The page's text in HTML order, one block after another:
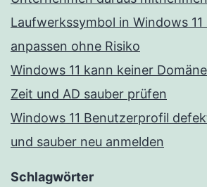
Laufwerkssymbol in Windows
anpassen ohne Risiko
Windows 11 kann keiner
Zeit und AD sauber prüfen
Windows 11 Benutzerprofil
und sauber neu anmelden
Schlagwörter